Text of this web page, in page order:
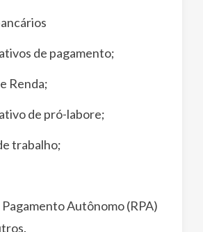
de pagamento;
Renda;
de pró-labore;
trabalho;
Autônomo (RPA)